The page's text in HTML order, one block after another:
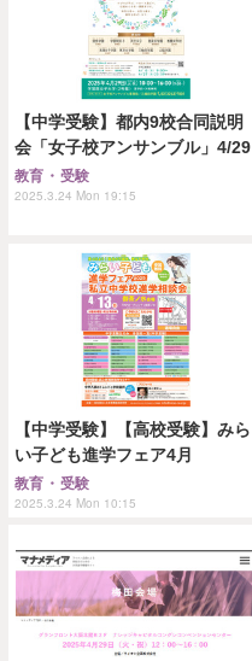
【中学受験】都内9校合同説明
会「女子校アンサンブル」4/29
教育・受験
2025.3.24 Mon 19:15
【中学受験】【高校受験】みら
い子ども進学フェア4月
教育・受験
2025.3.24 Mon 10:15